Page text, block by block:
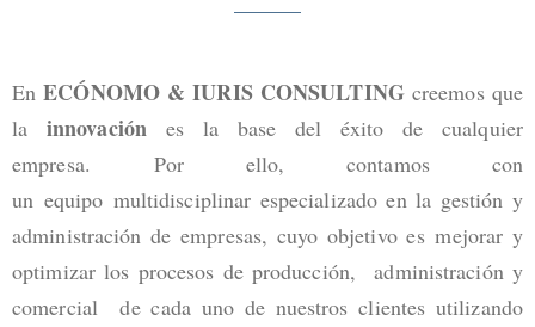
En ECÓNOMO & IURIS CONSULTING creemos que
la innovaciónes la base del éxito de cualquier
empresa. Por ello, contamos con
un equipo multidisciplinar especializado en la gestión y
administración de empresas, cuyo objetivo es mejorar y
optimizar los procesos de producción, administración y
comercial de cada uno de nuestros clientes utilizando